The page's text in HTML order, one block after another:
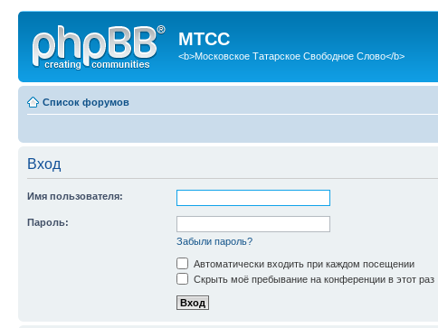
МТСС
<b>Московское Татарское Свободное Слово</b>
Список форумов
Вход
Имя пользователя:
Пароль:
Забыли пароль?
Автоматически входить при каждом посещении
Скрыть моё пребывание на конференции в этот раз